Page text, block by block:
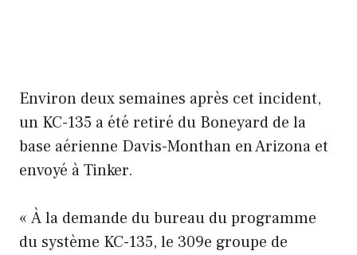
Environ deux semaines après cet incident,
un KC-135 a été retiré du Boneyard de la
base aérienne Davis-Monthan en Arizona et
envoyé à Tinker.
« À la demande du bureau du programme
du système KC-135, le 309e groupe de